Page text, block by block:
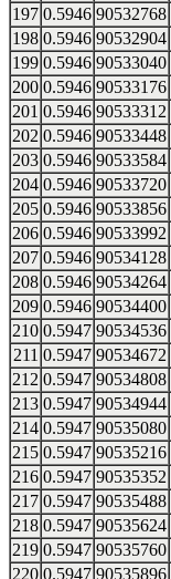
197 0.5946 90532768
198 0.5946 90532904
199 0.5946 90533040
200 0.5946 90533176
201 0.5946 90533312
202 0.5946 90533448
203 0.5946 90533584
204 0.5946 90533720
205 0.5946 90533856
206 0.5946 90533992
207 0.5946 90534128
208 0.5946 90534264
209 0.5946 90534400
210 0.5947 90534536
211 0.5947 90534672
212 0.5947 90534808
213 0.5947 90534944
214 0.5947 90535080
215 0.5947 90535216
216 0.5947 90535352
217 0.5947 90535488
218 0.5947 90535624
219 0.5947 90535760
220 0.5947 90535896